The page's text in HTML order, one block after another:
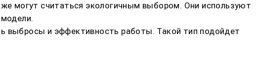
могут считаться экологичным выбором. Они используют
выбросы и эффективность работы. Такой тип подойдет